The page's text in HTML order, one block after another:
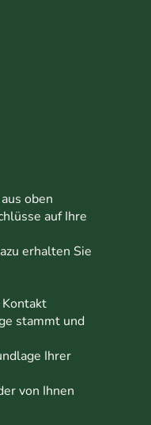
oben
auf Ihre
erhalten Sie
stammt und
Ihrer
von Ihnen